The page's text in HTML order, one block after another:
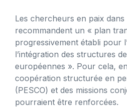
Les chercheurs en paix
recommandent un « plan
progressivement établi pour
l’intégration des structures
européennes ». Pour cela,
coopération structurée en
(PESCO) et des missions
pourraient être renforcées.